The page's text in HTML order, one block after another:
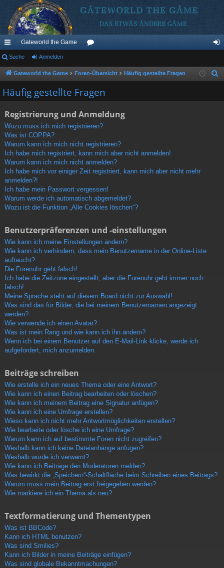
ch
ne
llz
riff
Gateworld the Game
en m
Suche Anmelden
Gateworld the Game Foren-Übersicht Häufig gestellte Fragen
Häufig gestellte Fragen
Registrierung und Anmeldung
Wozu muss ich mich registrieren?
Was ist COPPA?
Warum kann ich mich nicht registrieren?
Ich habe mich registriert, kann mich aber nicht anmelden!
Warum kann ich mich nicht anmelden?
Ich habe mich vor einiger Zeit registriert, kann mich aber nicht mehr
anmelden?!
Ich habe mein Passwort vergessen!
Warum werde ich automatisch abgemeldet?
Wozu ist die Funktion „Alle Cookies löschen“?
Benutzerpräferenzen und -einstellungen
Wie kann ich meine Einstellungen ändern?
Wie kann ich verhindern, dass mein Benutzername in der Online-Liste
auftaucht?
Die Forenuhr geht falsch!
Ich habe die Zeitzone eingestellt, aber die Forenuhr geht immer noch
falsch!
Meine Sprache steht auf diesem Board nicht zur Auswahl!
Was sind das für Bilder, die bei meinem Benutzernamen angezeigt
werden?
Wie verwende ich einen Avatar?
Was ist mein Rang und wie kann ich ihn ändern?
Wenn ich bei einem Benutzer auf den E-Mail-Link klicke, werde ich
aufgefordert, mich anzumelden.
Beiträge schreiben
Wie erstelle ich ein neues Thema oder eine Antwort?
Wie kann ich einen Beitrag bearbeiten oder löschen?
Wie kann ich meinem Beitrag eine Signatur anfügen?
Wie kann ich eine Umfrage erstellen?
Wieso kann ich nicht mehr Antwortmöglichkeiten erstellen?
Wie bearbeite oder lösche ich eine Umfrage?
Warum kann ich auf bestimmte Foren nicht zugreifen?
Weshalb kann ich keine Dateianhänge anfügen?
Weshalb wurde ich verwarnt?
Wie kann ich Beiträge den Moderatoren melden?
Was bewirkt die „Speichern“-Schaltfläche beim Schreiben eines Beitrags?
Warum muss mein Beitrag erst freigegeben werden?
Wie markiere ich ein Thema als neu?
Textformatierung und Thementypen
Was ist BBCode?
Kann ich HTML benutzen?
Was sind Smilies?
Kann ich Bilder in meine Beiträge einfügen?
Was sind globale Bekanntmachungen?